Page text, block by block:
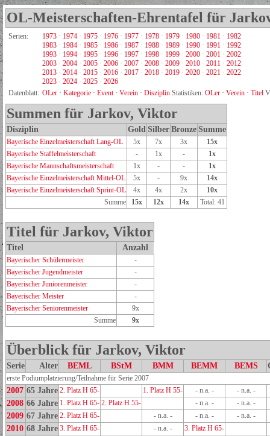
OL-Meisterschaften-Ehrentafel für
Serien: 1973 · 1974 · 1975 · 1976 · 1977 · 1978 · 1979 · 1980 · 1981 · 1982
1983 · 1984 · 1985 · 1986 · 1987 · 1988 · 1989 · 1990 · 1991 · 1992
1993 · 1994 · 1995 · 1996 · 1997 · 1998 · 1999 · 2000 · 2001 · 2002
2003 · 2004 · 2005 · 2006 · 2007 · 2008 · 2009 · 2010 · 2011 · 2012
2013 · 2014 · 2015 · 2016 · 2017 · 2018 · 2019 · 2020 · 2021 · 2022
2023 · 2024 · 2025 · 2026
Datenblatt: OLer · Kategorie · Event· Verein · Disziplin Statistiken: OLer · Verein · Titel
Summen für Jarkov, Viktor
Disziplin Gold Silber Bronze Summe
Bayerische Einzelmeisterschaft Lang-OL 5x 7x 3x
15x
Bayerische Staffelmeisterschaft
- 1x -
1x
Bayerische Mannschaftsmeisterschaft
1x - -
1x
Bayerische Einzelmeisterschaft Mittel-OL
5x - 9x
14x
Bayerische Einzelmeisterschaft Sprint-OL
4x 4x 2x
10x
Summe
15x 12x 14x Total: 41
Titel für Jarkov, Viktor
Titel Anzahl
Bayerischer Schülermeister
-
Bayerischer Jugendmeister
-
Bayerischer Juniorenmeister
-
Bayerischer Meister
-
Bayerischer Seniorenmeister
9x
Summe
9x
Überblick für Jarkov, Viktor
Serie Alter BEML BStM BMM BEMM BEMS
erste Podiumplatzierung/Teilnahme für Serie 2007
2007 65 Jahre 2. Platz H 65- 1. Platz H 55- - n.a. - - n.a. -
2008 66 Jahre 1. Platz H 65- 2. Platz H 55- - n.a. - - n.a. -
2009 67 Jahre 2. Platz H 65- - n.a. - - n.a. - - n.a. -
2010 68 Jahre 3. Platz H 65- - n.a. - 3. Platz H 65-